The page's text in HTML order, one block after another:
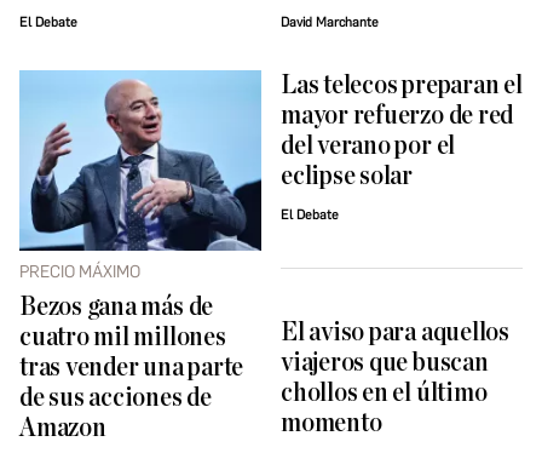
El Debate David Marchante
PRECIO MÁXIMO
Bezos gana más de
cuatro mil millones
tras vender una parte
de sus acciones de
Amazon
Las telecos preparan el
mayor refuerzo de red
del verano por el
eclipse solar
El Debate
El aviso para aquellos
viajeros que buscan
chollos en el último
momento